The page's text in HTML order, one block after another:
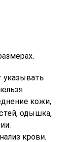
указывать
кожи,
одышка,
крови.